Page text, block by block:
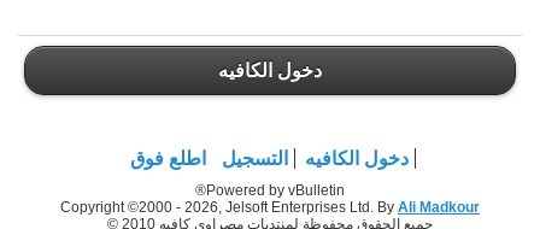
دخول الكافيه
دخول الكافيه التسجيل اطلع فوق
Powered by vBulletin®
Copyright ©2000 - 2026, Jelsoft Enterprises Ltd. By Ali Madkour
جميع الحقوق محفوظة لمنتديات مصراوي كافيه 2010 ©